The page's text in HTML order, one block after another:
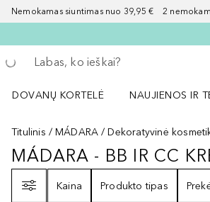
Nemokamas siuntimas nuo 39,95 € 2
Grįžk atgal
Vykdykite paiešką
DOVANŲ KORTELĖ
NAUJIENOS IR
Titulinis
MÁDARA Dekoratyvinė
MÁDARA - BB IR CC
MÁDARA - BB IR CC
Kaina
Produkto tipas